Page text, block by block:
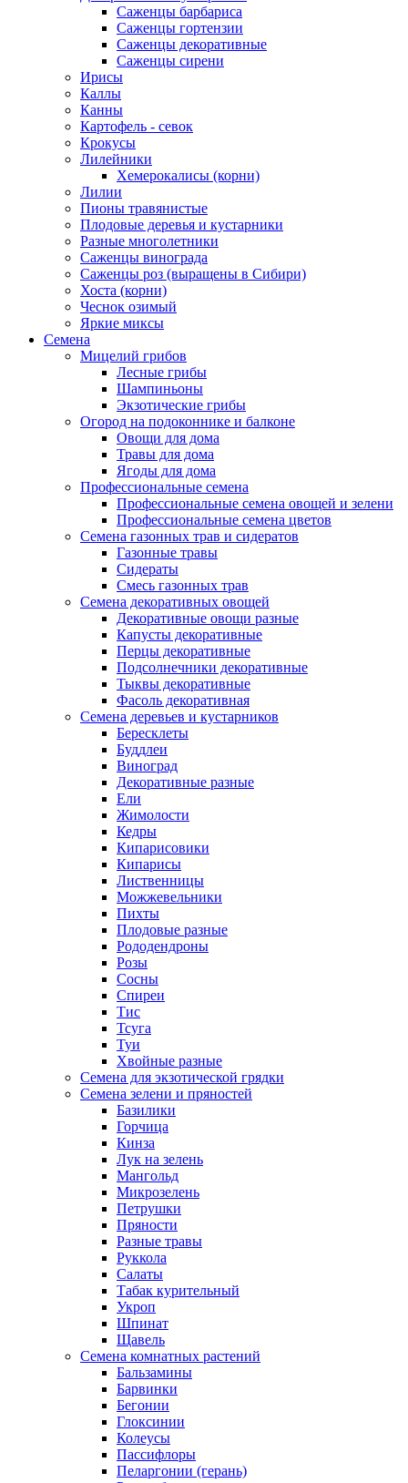
Саженцы барбариса
Саженцы гортензии
Саженцы декоративные
Саженцы сирени
Ирисы
Каллы
Канны
Картофель - севок
Крокусы
Лилейники
Хемерокалисы (корни)
Лилии
Пионы травянистые
Плодовые деревья и кустарники
Разные многолетники
Саженцы винограда
Саженцы роз (выращены в Сибири)
Хоста (корни)
Чеснок озимый
Яркие миксы
Семена
Мицелий грибов
Лесные грибы
Шампиньоны
Экзотические грибы
Огород на подоконнике и балконе
Овощи для дома
Травы для дома
Ягоды для дома
Профессиональные семена
Профессиональные семена овощей и зелени
Профессиональные семена цветов
Семена газонных трав и сидератов
Газонные травы
Сидераты
Смесь газонных трав
Семена декоративных овощей
Декоративные овощи разные
Капусты декоративные
Перцы декоративные
Подсолнечники декоративные
Тыквы декоративные
Фасоль декоративная
Семена деревьев и кустарников
Бересклеты
Буддлеи
Виноград
Декоративные разные
Ели
Жимолости
Кедры
Кипарисовики
Кипарисы
Лиственницы
Можжевельники
Пихты
Плодовые разные
Рододендроны
Розы
Сосны
Спиреи
Тис
Тсуга
Туи
Хвойные разные
Семена для экзотической грядки
Семена зелени и пряностей
Базилики
Горчица
Кинза
Лук на зелень
Мангольд
Микрозелень
Петрушки
Пряности
Разные травы
Руккола
Салаты
Табак курительный
Укроп
Шпинат
Щавель
Семена комнатных растений
Бальзамины
Барвинки
Бегонии
Глоксинии
Колеусы
Пассифлоры
Пеларгонии (герань)